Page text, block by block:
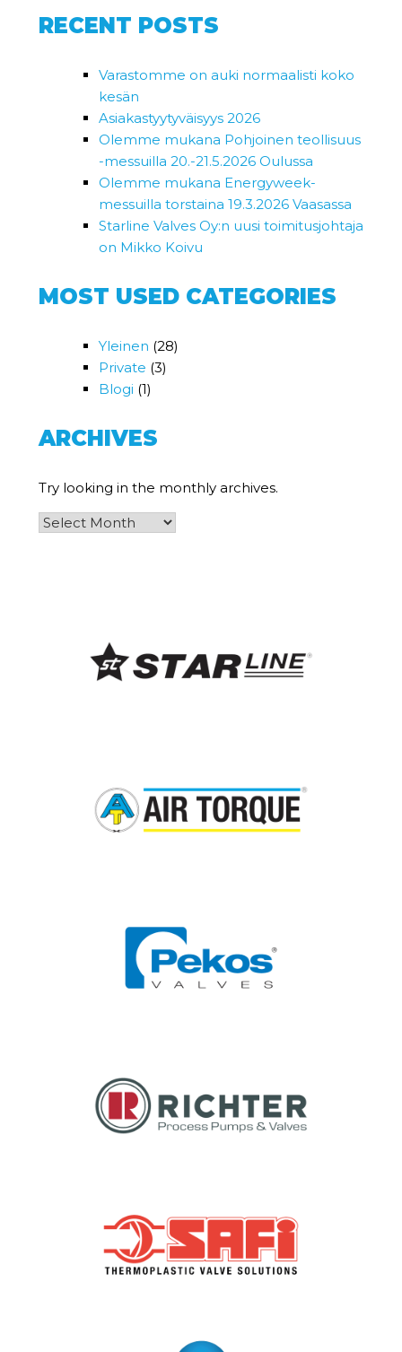
RECENT POSTS
Varastomme on auki normaalisti koko
kesän
Asiakastyytyväisyys 2026
Olemme mukana Pohjoinen teollisuus
-messuilla 20.-21.5.2026 Oulussa
Olemme mukana Energyweek-
messuilla torstaina 19.3.2026 Vaasassa
Starline Valves Oy:n uusi toimitusjohtaja
on Mikko Koivu
MOST USED CATEGORIES
Yleinen (28)
Private (3)
Blogi (1)
ARCHIVES
Try looking in the monthly archives.
Archives